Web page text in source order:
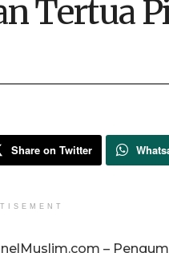
Tertua
Share on Twitter
–